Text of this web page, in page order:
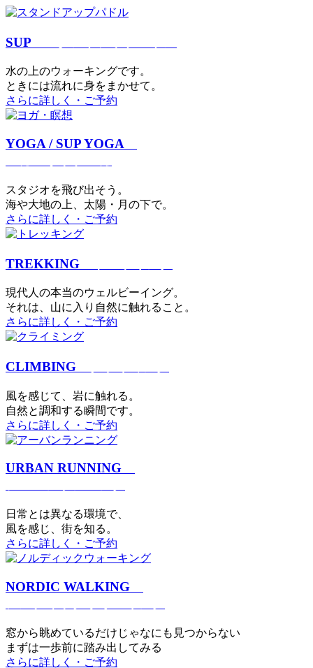
SUP
⽔の上のウォーキングです。
ときには流れに身をまかせて。
さらに詳しく・ご予約
YOGA / SUP YOGA
スタジオを⾶び出そう。
海や大地の上、太陽・⽉の下で。
さらに詳しく・ご予約
TREKKING
現代⼈の本当のウェルビーイング。
それは、⼭に⼊り⾃然に触れること。
さらに詳しく・ご予約
CLIMBING
⾵を感じて、岩に触れる。
⾃然と調和する瞬間です。
さらに詳しく・ご予約
URBAN RUNNING
日常とは異なる環境で、
風を感じ、街を知る。
さらに詳しく・ご予約
NORDIC WALKING
窓から眺めているだけじゃなにも見つからない
まずは一歩前に踏み出してみる
さらに詳しく・ご予約